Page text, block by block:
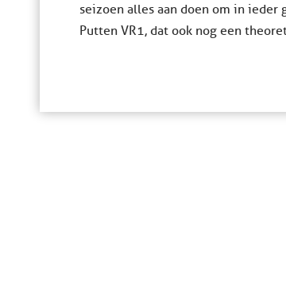
seizoen alles aan doen om in
Putten VR1, dat ook nog een